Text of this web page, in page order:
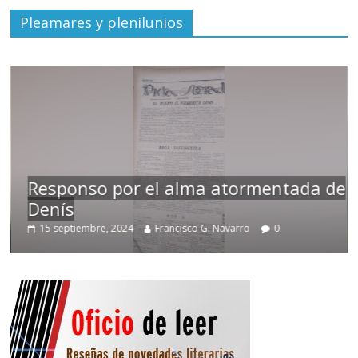
Pleamares y plenilunios
Responso por el alma atormentada de
Denís
15 septiembre, 2024 Francisco G. Navarro 0